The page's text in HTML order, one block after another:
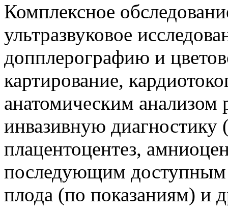
Комплексное
ультразвуковое
допплерографию и
картирование,
анатомическим анализом
инвазивную диагностику
плацентоцентез,
последующим доступным
плода (по показаниям) и